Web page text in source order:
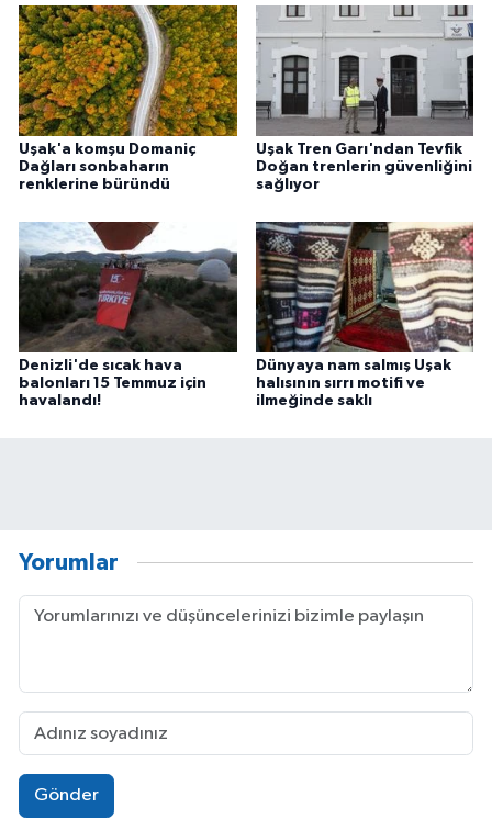
Uşak'a komşu Domaniç
Dağları sonbaharın
renklerine büründü
Uşak Tren Garı'ndan Tevfik
Doğan trenlerin güvenliğini
sağlıyor
Denizli'de sıcak hava
balonları 15 Temmuz için
havalandı!
Dünyaya nam salmış Uşak
halısının sırrı motifi ve
ilmeğinde saklı
Yorumlar
Gönder